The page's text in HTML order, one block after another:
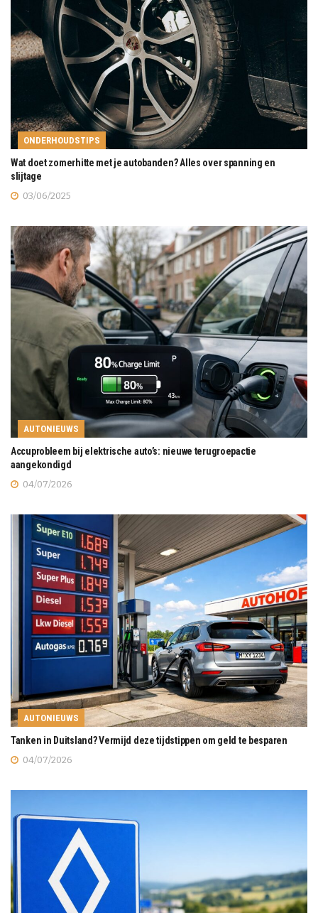
ONDERHOUDSTIPS
Wat doet zomerhitte met je autobanden? Alles over spanning en
slijtage
03/06/2025
AUTONIEUWS
Accuprobleem bij elektrische auto’s: nieuwe terugroepactie
aangekondigd
04/07/2026
AUTONIEUWS
Tanken in Duitsland? Vermijd deze tijdstippen om geld te besparen
04/07/2026